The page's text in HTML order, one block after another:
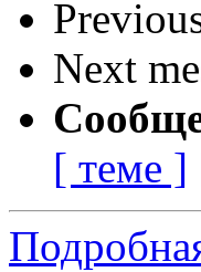
Next
[ теме ]